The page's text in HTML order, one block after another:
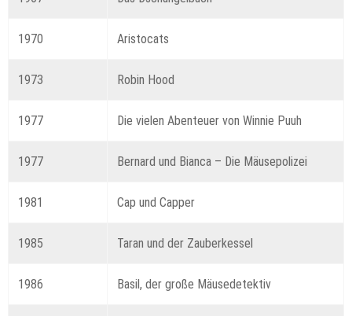
1970 Aristocats
1973 Robin Hood
1977 Die vielen Abenteuer von Winnie Puuh
1977 Bernard und Bianca – Die Mäusepolizei
1981 Cap und Capper
1985 Taran und der Zauberkessel
1986 Basil, der große Mäusedetektiv